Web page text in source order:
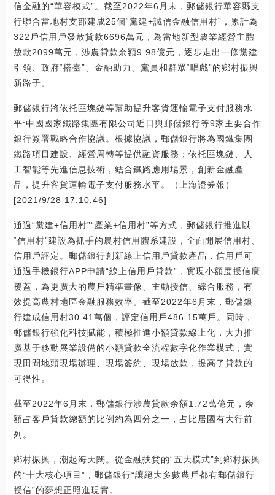
信金融的“華容模式”。截至2022年6月末，郵儲銀行華容縣支
行聯合當地村支部建成25個“黨建+誠信金融信用村”，累計為
322戶信用戶發放貸款6696萬元，為當地新型農業經營主體
放款2099萬元，涉農貸款余額9.98億元，逐步走出一條黨建
引領、政府“搭臺”、金融助力、黨員和群眾“唱戲”的鄉村振興
新路子。
郵儲銀行將依托區塊鏈等幫助提升客貨運輸電子支付服務水
平:中國國家鐵路集團有限公司近日與郵儲銀行等9家主要合作
銀行簽署戰略合作協議。根據協議，郵儲銀行將為國鐵集團
鐵路項目建設、經營周轉等提供融資服務；依托區塊鏈、人
工智能等先進信息技術，結合鐵路應用場景，創新金融產
品，提升客貨運輸電子支付服務水平。（上海證券報）
[2021/9/28 17:10:46]
通過“黨建+信用村”“產業+信用村”等方式，郵儲銀行推進以
“信用村”建設為抓手的農村信用體系建設，全面開展信用村、
信用戶評定。郵儲銀行創新線上信用戶貸款產品，信用戶可
通過手機銀行APP申請“線上信用戶貸款”，實現小額度授信廣
覆蓋，為更廣大的農戶精準畫像、主動授信、綜合服務，有
效提高農村地區金融服務效率。截至2022年6月末，郵儲銀
行建成信用村30.41萬個，評定信用戶486.15萬戶。同時，
郵儲銀行強化科技賦能，積極推進小額貸款線上化，大力推
廣基于移動展業設備的小額貸款全流程數字化作業模式，實
現田間地頭現場辦理、現場簽約、現場放款，提高了貸款的
可得性。
截至2022年6月末，郵儲銀行涉農貸款余額1.72萬億元，余
額占客戶貸款總額的比例約為四分之一，占比居國有大行前
列。
鄉村振興，潮起海天闊。從金融扶貧的“五大模式”到鄉村振興
的“十大核心項目”，郵儲銀行“讓絕大多數農戶都有郵儲銀行
授信”的夢想正照進現實。